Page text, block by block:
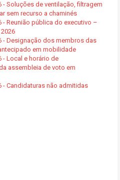
- Soluções de ventilação, filtragem
sem recurso a chaminés
- Reunião pública do executivo –
- Designação dos membros das
em mobilidade
- Local e horário de
assembleia de voto em
- Candidaturas não admitidas